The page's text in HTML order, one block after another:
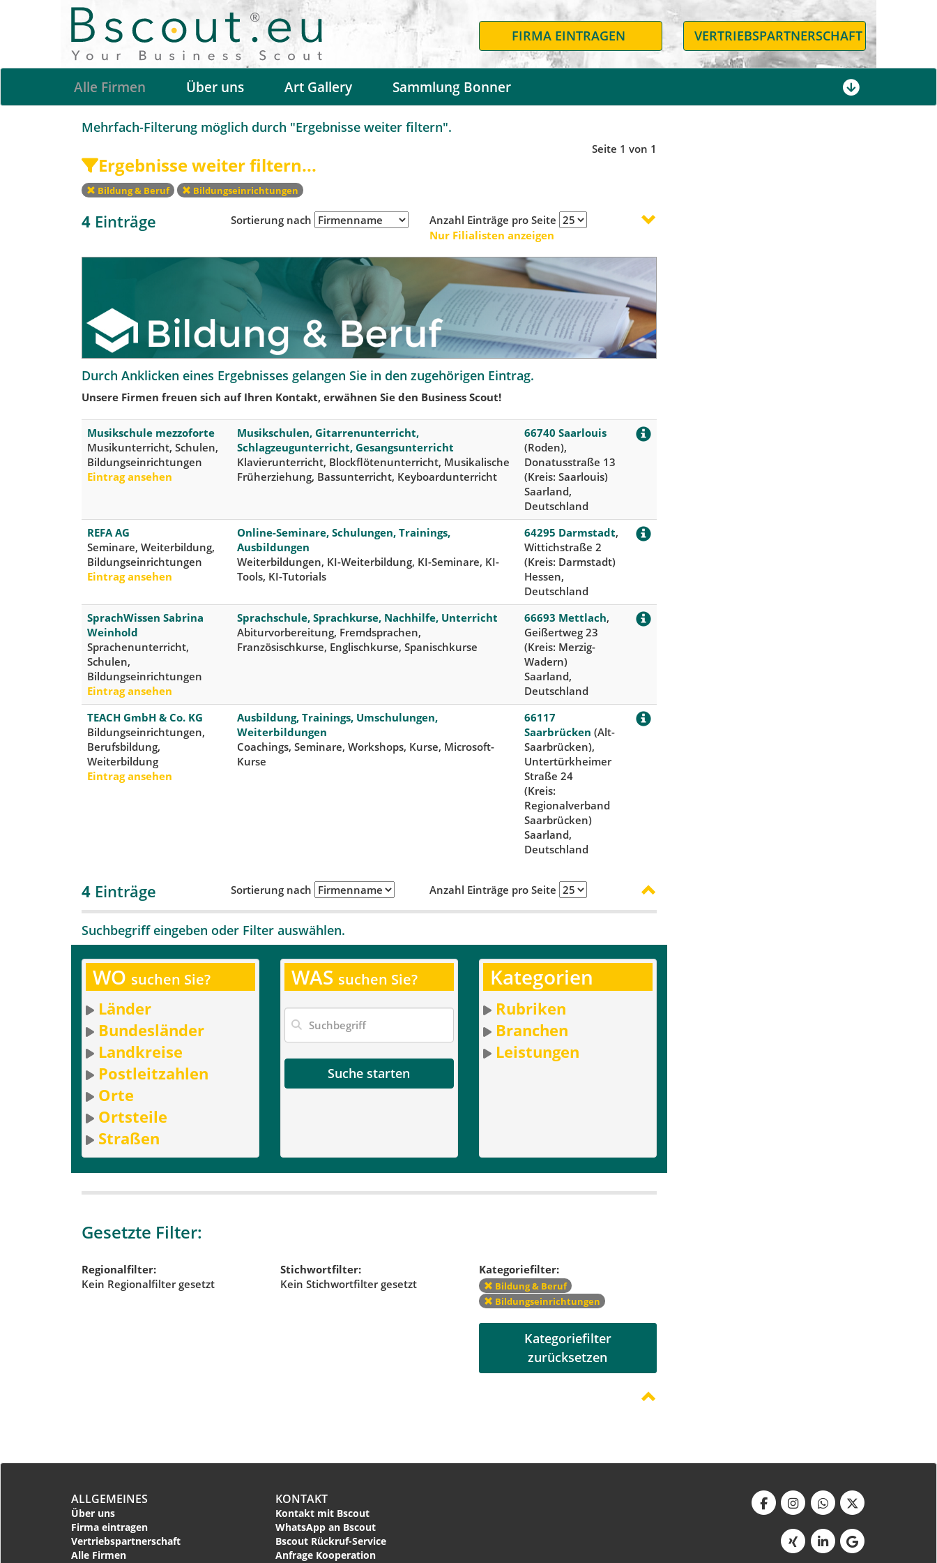
FIRMA EINTRAGEN VERTRIEBSPARTNERSCHAFT
Alle Firmen Über uns Art Gallery Sammlung Bonner
Mehrfach-Filterung möglich durch "Ergebnisse weiter filtern".
Ergebnisse weiter filtern...
Seite 1 von 1
Bildung & Beruf Bildungseinrichtungen
4 Einträge Sortierung nach
Anzahl Einträge pro Seite
Nur Filialisten anzeigen
Durch Anklicken eines Ergebnisses gelangen Sie in den zugehörigen Eintrag.
Unsere Firmen freuen sich auf Ihren Kontakt, erwähnen Sie den Business Scout!
Musikschule mezzoforte
Musikunterricht, Schulen,
Bildungseinrichtungen
Eintrag ansehen
Musikschulen, Gitarrenunterricht,
Schlagzeugunterricht, Gesangsunterricht
Klavierunterricht, Blockflötenunterricht, Musikalische
Früherziehung, Bassunterricht, Keyboardunterricht
66740 Saarlouis
(Roden),
Donatusstraße 13
(Kreis: Saarlouis)
Saarland,
Deutschland
REFA AG
Seminare, Weiterbildung,
Bildungseinrichtungen
Eintrag ansehen
Online-Seminare, Schulungen, Trainings,
Ausbildungen
Weiterbildungen, KI-Weiterbildung, KI-Seminare, KI-
Tools, KI-Tutorials
64295 Darmstadt,
Wittichstraße 2
(Kreis: Darmstadt)
Hessen,
Deutschland
SprachWissen Sabrina
Weinhold
Sprachenunterricht,
Schulen,
Bildungseinrichtungen
Eintrag ansehen
Sprachschule, Sprachkurse, Nachhilfe, Unterricht
Abiturvorbereitung, Fremdsprachen,
Französischkurse, Englischkurse, Spanischkurse
66693 Mettlach,
Geißertweg 23
(Kreis: Merzig-
Wadern)
Saarland,
Deutschland
TEACH GmbH & Co. KG
Bildungseinrichtungen,
Berufsbildung,
Weiterbildung
Eintrag ansehen
Ausbildung, Trainings, Umschulungen,
Weiterbildungen
Coachings, Seminare, Workshops, Kurse, Microsoft-
Kurse
66117
Saarbrücken (Alt-
Saarbrücken),
Untertürkheimer
Straße 24
(Kreis:
Regionalverband
Saarbrücken)
Saarland,
Deutschland
4 Einträge Sortierung nach Anzahl Einträge pro Seite
Suchbegriff eingeben oder Filter auswählen.
WO suchen Sie?
Länder
Bundesländer
Landkreise
Postleitzahlen
Orte
Ortsteile
Straßen
WAS suchen Sie?
Suche starten
Kategorien
Rubriken
Branchen
Leistungen
Gesetzte Filter:
Regionalfilter:
Kein Regionalfilter gesetzt
Stichwortfilter:
Kein Stichwortfilter gesetzt
Kategoriefilter:
Bildung & Beruf
Bildungseinrichtungen
Kategoriefilter
zurücksetzen
ALLGEMEINES
Über uns
Firma eintragen
Vertriebspartnerschaft
Alle Firmen
KONTAKT
Kontakt mit Bscout
WhatsApp an Bscout
Bscout Rückruf-Service
Anfrage Kooperation